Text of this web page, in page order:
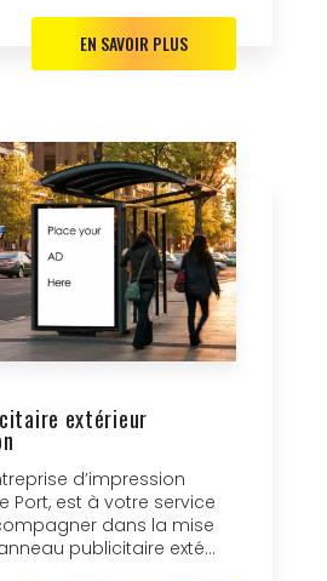
EN SAVOIR PLUS
extérieur
d’impression
Port, est à votre service
dans la mise
publicitaire exté...